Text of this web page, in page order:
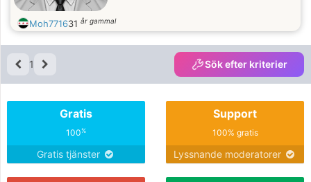
Moh771631 år gammal
1 Sök efter kriterier
Gratis
100%
Gratis tjänster
Support
100% gratis
Lyssnande moderatorer